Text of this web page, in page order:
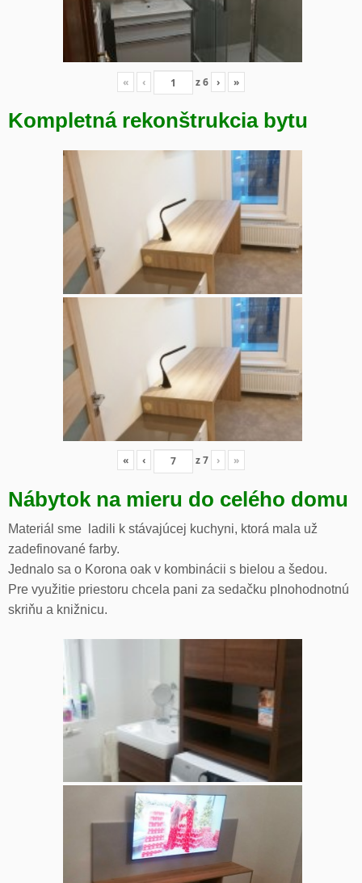
« ‹ z6 › »
Kompletná rekonštrukcia bytu
« ‹ z7 › »
Nábytok na mieru do celého domu
Materiál sme ladili k stávajúcej kuchyni, ktorá mala už
zadefinované farby.
Jednalo sa o Korona oak v kombinácii s bielou a šedou.
Pre využitie priestoru chcela pani za sedačku plnohodnotnú
skriňu a knižnicu.